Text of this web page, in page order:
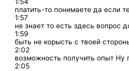
платить-то понимаете да если
1:57
не знает то есть здесь вопрос
1:59
быть не корысть с твоей
2:02
возможность получить опыт Ну
2:05